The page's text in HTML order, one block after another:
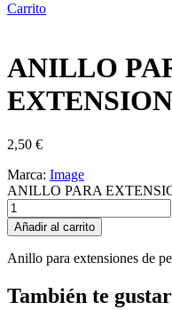
Carrito
ANILLO
2,50 €
Marca: Image
ANILLO PARA
Añadir al carrito
Anillo para extensiones de
También te